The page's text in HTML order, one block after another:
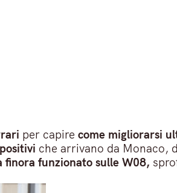
per capire come migliorarsi
che arrivano da Monaco,
finora funzionato sulle W08,